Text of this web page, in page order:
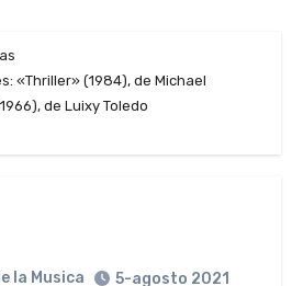
«Thriller» (1984), de Michael
de Luixy Toledo
la Musica 5-agosto 2021